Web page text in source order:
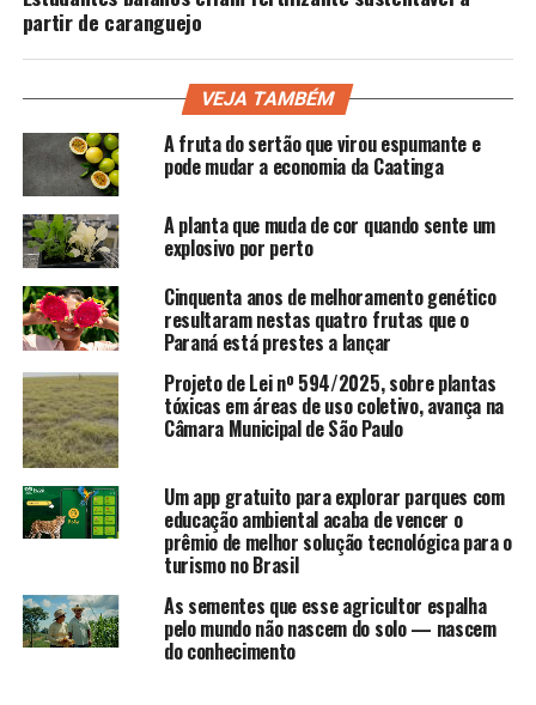
partir de caranguejo
VEJA TAMBÉM
A fruta do sertão que virou espumante e
pode mudar a economia da Caatinga
A planta que muda de cor quando sente um
explosivo por perto
Cinquenta anos de melhoramento genético
resultaram nestas quatro frutas que o
Paraná está prestes a lançar
Projeto de Lei nº 594/2025, sobre plantas
tóxicas em áreas de uso coletivo, avança na
Câmara Municipal de São Paulo
Um app gratuito para explorar parques com
educação ambiental acaba de vencer o
prêmio de melhor solução tecnológica para o
turismo no Brasil
As sementes que esse agricultor espalha
pelo mundo não nascem do solo — nascem
do conhecimento